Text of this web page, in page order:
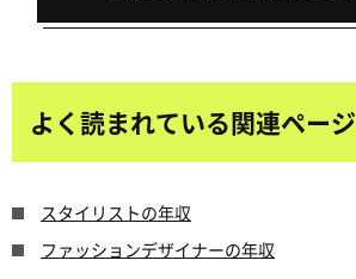
よく読まれている関連ページ
スタイリストの年収
ファッションデザイナーの年収